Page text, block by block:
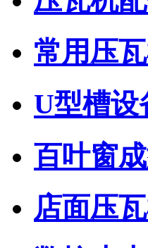
常用压
U型槽设
百叶窗
店面压